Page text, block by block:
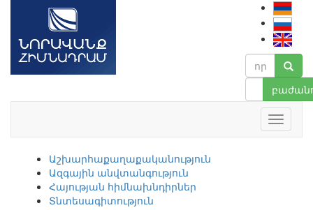
Աշխարհաքաղաքականություն
Ազգային անվտանգություն
Հայության հիմնախնդիրներ
Տնտեսագիտություն